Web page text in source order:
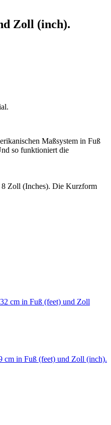
Zoll (inch).
Maßsystem in Fuß
so funktioniert die
8 Zoll (Inches). Die Kurzform
cm in Fuß (feet) und Zoll
cm in Fuß (feet) und Zoll (inch).